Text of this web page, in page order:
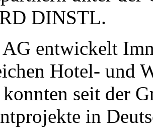
DINSTL.
entwickelt
Hotel- und
konnten seit der
in